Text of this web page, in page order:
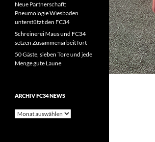
Neue Partnerschaft:
Pneumologie Wiesbaden
unterstützt den FC34
Schreinerei Maus und FC34
setzen Zusammenarbeit fort
50 Gäste, sieben Tore und jede
Menge gute Laune
ARCHIV FC34 NEWS
Archiv